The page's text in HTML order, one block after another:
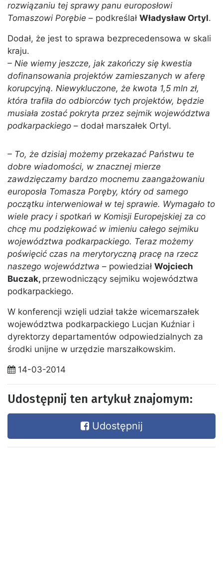
rozwiązaniu tej sprawy panu europosłowi
Tomaszowi Porębie – podkreślał Władysław Ortyl.
Dodał, że jest to sprawa bezprecedensowa w skali
kraju.
– Nie wiemy jeszcze, jak zakończy się kwestia
dofinansowania projektów zamieszanych w aferę
korupcyjną. Niewykluczone, że kwota 1,5 mln zł,
która trafiła do odbiorców tych projektów, będzie
musiała zostać pokryta przez sejmik województwa
podkarpackiego – dodał marszałek Ortyl.
– To, że dzisiaj możemy przekazać Państwu te
dobre wiadomości, w znacznej mierze
zawdzięczamy bardzo mocnemu zaangażowaniu
europosła Tomasza Poręby, który od samego
początku interweniował w tej sprawie. Wymagało to
wiele pracy i spotkań w Komisji Europejskiej za co
chcę mu podziękować w imieniu całego sejmiku
województwa podkarpackiego. Teraz możemy
poświęcić czas na merytoryczną pracę na rzecz
naszego województwa – powiedział Wojciech
Buczak, przewodniczący sejmiku województwa
podkarpackiego.
W konferencji wzięli udział także wicemarszałek
województwa podkarpackiego Lucjan Kuźniar i
dyrektorzy departamentów odpowiedzialnych za
środki unijne w urzędzie marszałkowskim.
14-03-2014
Udostępnij ten artykuł znajomym:
Udostępnij